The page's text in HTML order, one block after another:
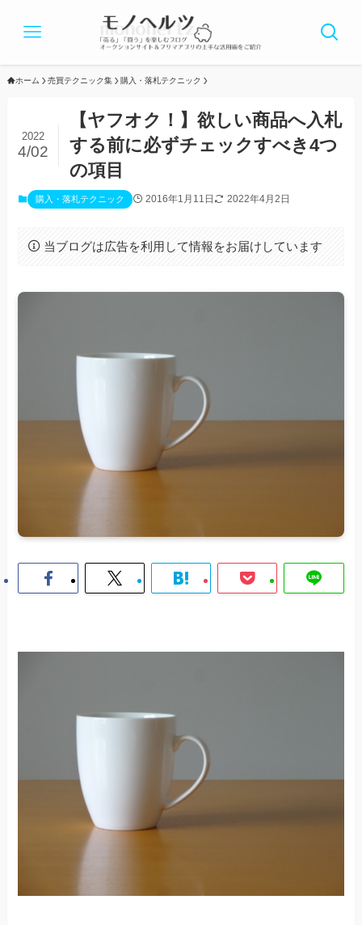
ホーム 売買テクニック集 購入・落札テクニック
【ヤフオク！】欲しい商品へ入札
する前に必ずチェックすべき4つ
の項目
2022
4/02
購入・落札テクニック 2016年1月11日 2022年4月2日
当ブログは広告を利用して情報をお届けしています